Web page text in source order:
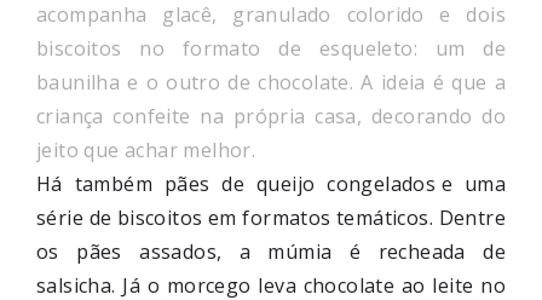
acompanha glacê, granulado colorido e dois
biscoitos no formato de esqueleto: um de
baunilha e o outro de chocolate. A ideia é que a
criança confeite na própria casa, decorando do
jeito que achar melhor.
Há também pães de queijo congelados e uma
série de biscoitos em formatos temáticos. Dentre
os pães assados, a múmia é recheada de
salsicha. Já o morcego leva chocolate ao leite no